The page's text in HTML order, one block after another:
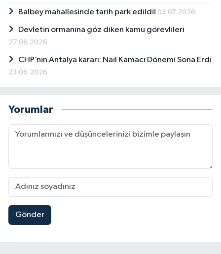
Balbey mahallesinde tarih park edildi! 03.07.2026
Devletin ormanına göz diken kamu görevlileri
27.06.2026
CHP’nin Antalya kararı: Nail Kamacı Dönemi Sona Erdi
23.06.2026
Yorumlar
Gönder